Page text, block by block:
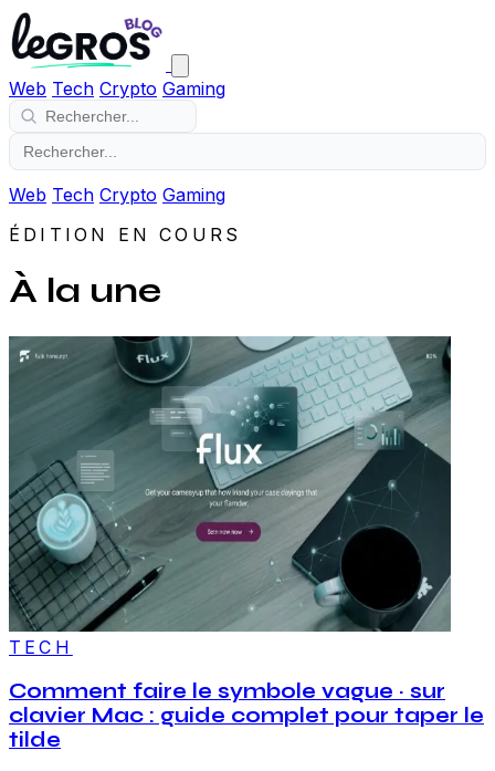
Web Tech Crypto Gaming
Web Tech Crypto Gaming
ÉDITION EN COURS
À la une
TECH
Comment faire le symbole vague ~ sur
clavier Mac : guide complet pour taper le
tilde